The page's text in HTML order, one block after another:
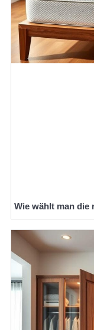
Wie wählt man die